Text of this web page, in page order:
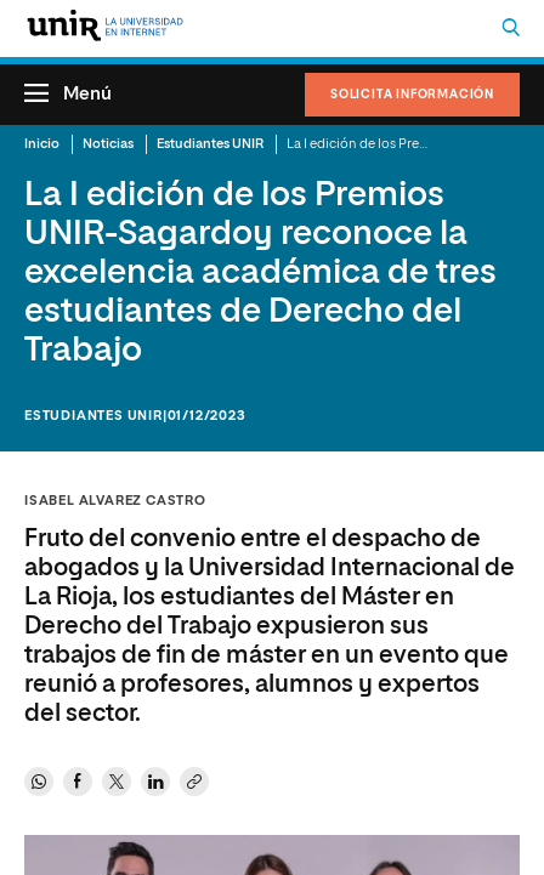
SOLICITA INFORMACIÓN
Menú
Inicio Noticias Estudiantes UNIR
La I edición de los Premios
UNIR-Sagardoy reconoce la
excelencia académica de tres
estudiantes de Derecho del
Trabajo
ESTUDIANTES UNIR |01/12/2023
ISABEL ALVAREZ CASTRO
Fruto del convenio entre el despacho de
abogados y la Universidad Internacional de
La Rioja, los estudiantes del Máster en
Derecho del Trabajo expusieron sus
trabajos de fin de máster en un evento que
reunió a profesores, alumnos y expertos
del sector.